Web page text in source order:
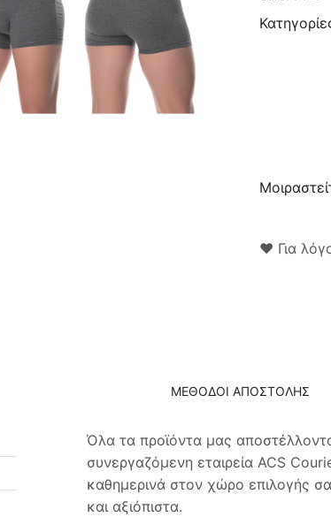
-
❤ Για
ΜΕΘΟΔΟΙ ΑΠΟΣΤΟΛΗΣ
Όλα τα προϊόντα μας
συνεργαζόμενη εταιρεία ACS
καθημερινά στον χώρο επιλογής
και αξιόπιστα.